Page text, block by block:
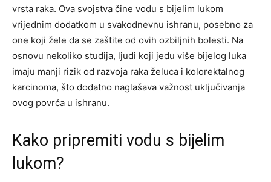
vrsta raka. Ova svojstva čine vodu s bijelim lukom
vrijednim dodatkom u svakodnevnu ishranu, posebno za
one koji žele da se zaštite od ovih ozbiljnih bolesti. Na
osnovu nekoliko studija, ljudi koji jedu više bijelog luka
imaju manji rizik od razvoja raka želuca i kolorektalnog
karcinoma, što dodatno naglašava važnost uključivanja
ovog povrća u ishranu.
Kako pripremiti vodu s bijelim
lukom?